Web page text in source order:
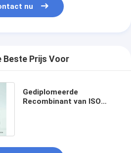
nu
Beste Prijs Voor
Gediplomeerde
Recombinant van ISO